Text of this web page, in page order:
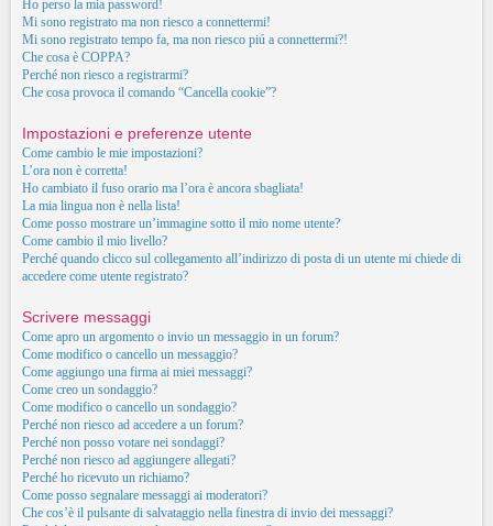
Ho perso la mia password!
Mi sono registrato ma non riesco a connettermi!
Mi sono registrato tempo fa, ma non riesco piú a connettermi?!
Che cosa è COPPA?
Perché non riesco a registrarmi?
Che cosa provoca il comando “Cancella cookie”?
Impostazioni e preferenze utente
Come cambio le mie impostazioni?
L’ora non è corretta!
Ho cambiato il fuso orario ma l’ora è ancora sbagliata!
La mia lingua non è nella lista!
Come posso mostrare un’immagine sotto il mio nome utente?
Come cambio il mio livello?
Perché quando clicco sul collegamento all’indirizzo di posta di un utente mi chiede di
accedere come utente registrato?
Scrivere messaggi
Come apro un argomento o invio un messaggio in un forum?
Come modifico o cancello un messaggio?
Come aggiungo una firma ai miei messaggi?
Come creo un sondaggio?
Come modifico o cancello un sondaggio?
Perché non riesco ad accedere a un forum?
Perché non posso votare nei sondaggi?
Perché non riesco ad aggiungere allegati?
Perché ho ricevuto un richiamo?
Come posso segnalare messaggi ai moderatori?
Che cos’è il pulsante di salvataggio nella finestra di invio dei messaggi?